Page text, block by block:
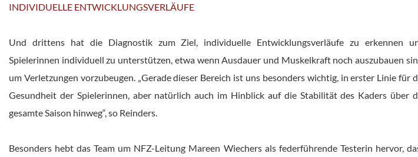
INDIVIDUELLE ENTWICKLUNGSVERLÄUFE
Und drittens hat die Diagnostik zum Ziel, individuelle Entwicklungsverläufe zu erkennen
Spielerinnen individuell zu unterstützen, etwa wenn Ausdauer und Muskelkraft noch auszubauen
um Verletzungen vorzubeugen. „Gerade dieser Bereich ist uns besonders wichtig, in erster Linie für
Gesundheit der Spielerinnen, aber natürlich auch im Hinblick auf die Stabilität des Kaders über
gesamte Saison hinweg“, so Reinders.
Besonders hebt das Team um NFZ-Leitung Mareen Wiechers als federführende Testerin hervor,